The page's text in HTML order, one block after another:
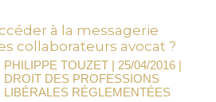
à la messagerie
collaborateurs avocat ?
PHILIPPE TOUZET | 25/04/2016 |
DROIT DES PROFESSIONS
LIBÉRALES RÉGLEMENTÉES